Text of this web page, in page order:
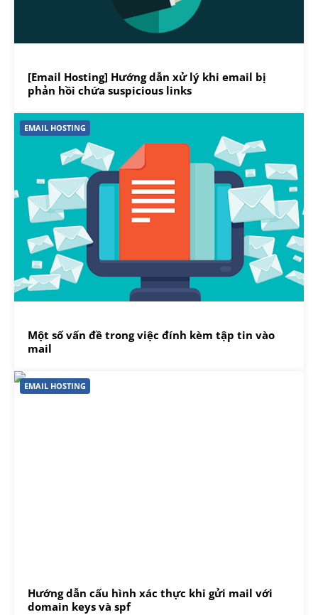
[Email Hosting] Hướng dẫn xử lý khi email bị
phản hồi chứa suspicious links
EMAIL HOSTING
Một số vấn đề trong việc đính kèm tập tin vào
mail
EMAIL HOSTING
Hướng dẫn cấu hình xác thực khi gửi mail với
domain keys và spf